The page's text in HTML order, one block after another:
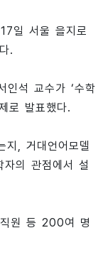
일 서울 을지로
.
인석 교수가 ‘수학
로 발표했다.
지, 거대언어모델
의 관점에서 설
원 등 200여 명